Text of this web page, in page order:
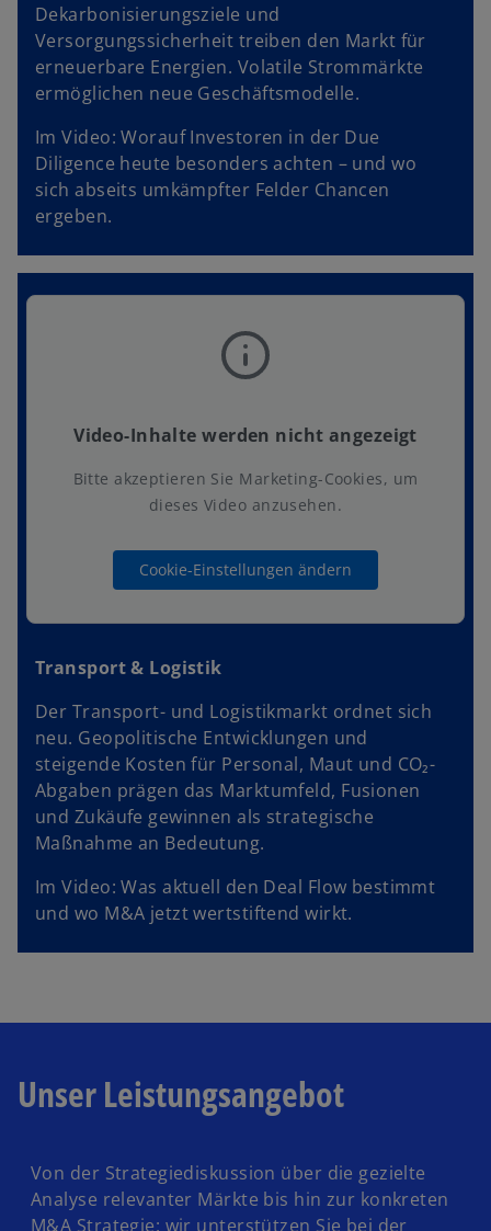
Dekarbonisierungsziele und
Versorgungssicherheit treiben den Markt für
erneuerbare Energien. Volatile Strommärkte
ermöglichen neue Geschäftsmodelle.
Im Video: Worauf Investoren in der Due
Diligence heute besonders achten – und wo
sich abseits umkämpfter Felder Chancen
ergeben.
Video-Inhalte werden nicht angezeigt
Bitte akzeptieren Sie Marketing-Cookies, um
dieses Video anzusehen.
Cookie-Einstellungen ändern
Transport & Logistik
Der Transport- und Logistikmarkt ordnet sich
neu. Geopolitische Entwicklungen und
steigende Kosten für Personal, Maut und CO₂-
Abgaben prägen das Marktumfeld, Fusionen
und Zukäufe gewinnen als strategische
Maßnahme an Bedeutung.
Im Video: Was aktuell den Deal Flow bestimmt
und wo M&A jetzt wertstiftend wirkt.
Unser Leistungsangebot
Von der Strategiediskussion über die gezielte
Analyse relevanter Märkte bis hin zur konkreten
M&A Strategie: wir unterstützen Sie bei der